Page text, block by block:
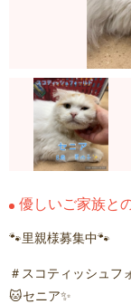
優しいご家族と
🐾里親様募集中🐾
＃スコティッシュフ
🐱セニア✨